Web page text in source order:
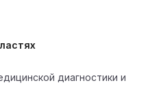
диагностики и